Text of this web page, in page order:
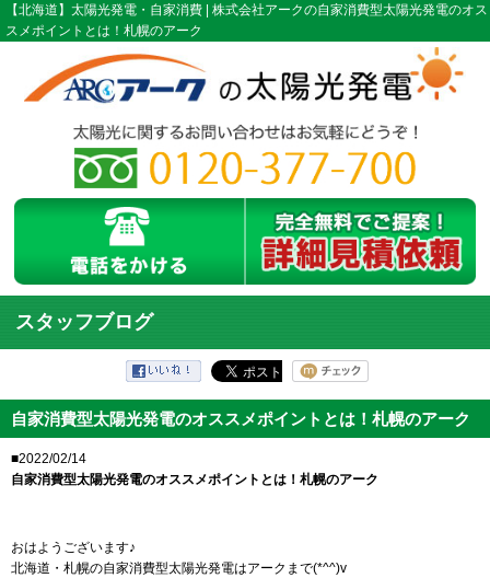
【北海道】太陽光発電・自家消費 | 株式会社アークの自家消費型太陽光発電のオス
スメポイントとは！札幌のアーク
スタッフブログ
自家消費型太陽光発電のオススメポイントとは！札幌のアーク
■2022/02/14
自家消費型太陽光発電のオススメポイントとは！札幌のアーク
おはようございます♪
北海道・札幌の自家消費型太陽光発電はアークまで(*^^)v